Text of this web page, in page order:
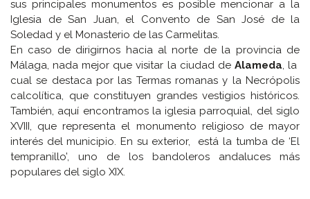
sus principales monumentos es posible mencionar a la
Iglesia de San Juan, el Convento de San José de la
Soledad y el Monasterio de las Carmelitas.
En caso de dirigirnos hacia al norte de la provincia de
Málaga, nada mejor que visitar la ciudad de Alameda , la
cual se destaca por las Termas romanas y la Necrópolis
calcolítica, que constituyen grandes vestigios históricos.
También, aquí encontramos la iglesia parroquial, del siglo
XVIII, que representa el monumento religioso de mayor
interés del municipio. En su exterior, está la tumba de ‘El
tempranillo’, uno de los bandoleros andaluces más
populares del siglo XIX.